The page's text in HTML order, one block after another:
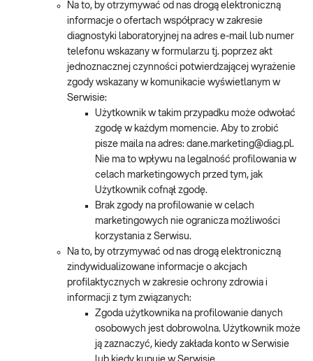
Na to, by otrzymywać od nas drogą elektroniczną
informacje o ofertach współpracy w zakresie
diagnostyki laboratoryjnej na adres e-mail lub numer
telefonu wskazany w formularzu tj. poprzez akt
jednoznacznej czynności potwierdzającej wyrażenie
zgody wskazany w komunikacie wyświetlanym w
Serwisie:
Użytkownik w takim przypadku może odwołać
zgodę w każdym momencie. Aby to zrobić
pisze maila na adres: dane.marketing@diag.pl.
Nie ma to wpływu na legalność profilowania w
celach marketingowych przed tym, jak
Użytkownik cofnął zgodę.
Brak zgody na profilowanie w celach
marketingowych nie ogranicza możliwości
korzystania z Serwisu.
Na to, by otrzymywać od nas drogą elektroniczną
zindywidualizowane informacje o akcjach
profilaktycznych w zakresie ochrony zdrowia i
informacji z tym związanych:
Zgoda użytkownika na profilowanie danych
osobowych jest dobrowolna. Użytkownik może
ją zaznaczyć, kiedy zakłada konto w Serwisie